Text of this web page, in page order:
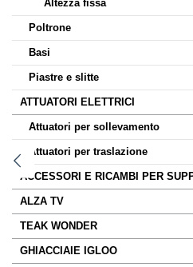
Altezza fissa
Poltrone
Basi
Piastre e slitte
ATTUATORI ELETTRICI
Attuatori per sollevamento
Attuatori per traslazione
ACCESSORI E RICAMBI PER
ALZA TV
TEAK WONDER
GHIACCIAIE IGLOO